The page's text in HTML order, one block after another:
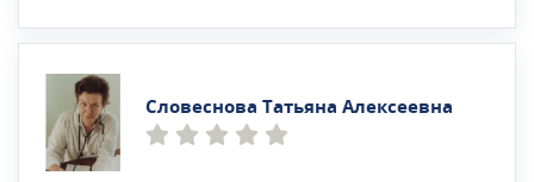
Словеснова Татьяна Алексеевна